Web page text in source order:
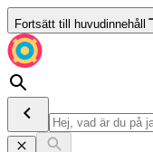
Fortsätt till huvudinnehåll